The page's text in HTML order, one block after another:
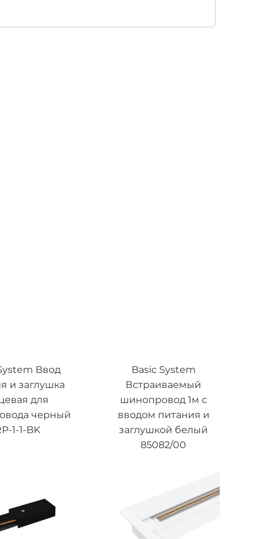
Ввод
и заглушка
для
черный
1-1-BK
Basic System
Встраиваемый
шинопровод 1м с
вводом питания и
заглушкой белый
85082/00